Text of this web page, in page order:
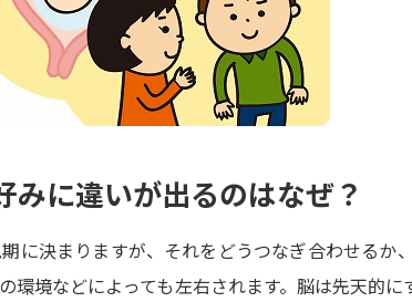
大
新増
みに違いが出るのはなぜ？
に決まりますが、それをどうつなぎ合わせるか
環境などによっても左右されます。脳は先天的に